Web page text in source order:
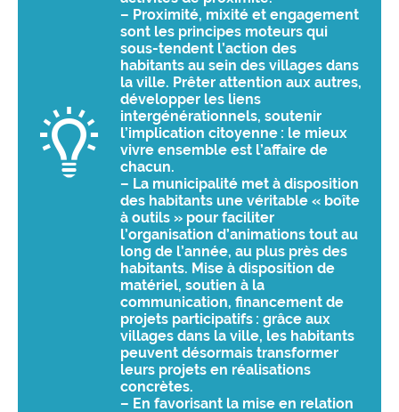
– Proximité, mixité et engagement
sont les principes moteurs qui
sous-tendent l’action des
habitants au sein des villages dans
la ville. Prêter attention aux autres,
développer les liens
intergénérationnels, soutenir
l’implication citoyenne : le mieux
vivre ensemble est l’affaire de
chacun.
– La municipalité met à disposition
des habitants une véritable « boîte
à outils » pour faciliter
l’organisation d’animations tout au
long de l’année, au plus près des
habitants. Mise à disposition de
matériel, soutien à la
communication, financement de
projets participatifs : grâce aux
villages dans la ville, les habitants
peuvent désormais transformer
leurs projets en réalisations
concrètes.
– En favorisant la mise en relation